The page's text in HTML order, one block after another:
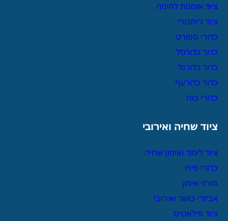
ציוד אומנות לחימה
ציוד ג'ימבורי
כדורי ספורט
כדור כדורסל
כדור כדורגל
כדור כדורעף
כדורי כוח
ציוד שחיה ואירובי
ציוד לימוד ואימון שחיה
כדורי פיזיו
מזרני אימון
אביזרי כושר ואירובי
ציוד פילאטיס